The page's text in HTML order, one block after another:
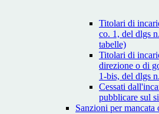
Titolari di
co. 1, del dlgs
tabelle)
Titolari di
direzione o di
1-bis, del dlgs
Cessati
pubblicare sul
Sanzioni per